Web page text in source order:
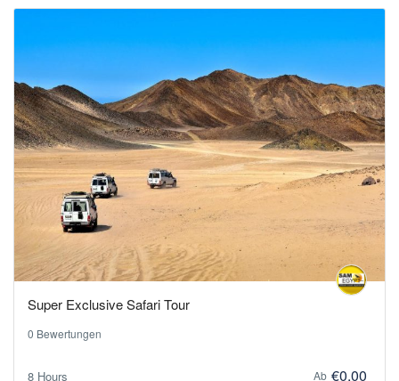
Super Exclusive Safari Tour
0 Bewertungen
8 Hours Ab €0,00